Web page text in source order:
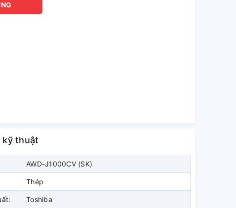
kỹ thuật
AWD-J1000CV (SK)
Thép
Toshiba